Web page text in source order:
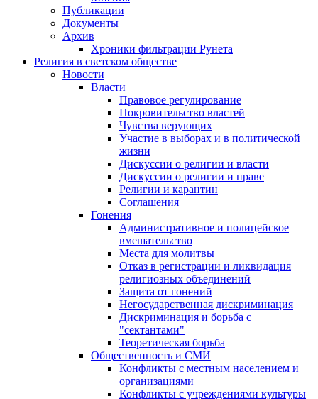
Публикации
Документы
Архив
Хроники фильтрации Рунета
Религия в светском обществе
Новости
Власти
Правовое регулирование
Покровительство властей
Чувства верующих
Участие в выборах и в политической
жизни
Дискуссии о религии и власти
Дискуссии о религии и праве
Религии и карантин
Соглашения
Гонения
Административное и полицейское
вмешательство
Места для молитвы
Отказ в регистрации и ликвидация
религиозных объединений
Защита от гонений
Негосударственная дискриминация
Дискриминация и борьба с
"сектантами"
Теоретическая борьба
Общественность и СМИ
Конфликты с местным населением и
организациями
Конфликты с учреждениями культуры